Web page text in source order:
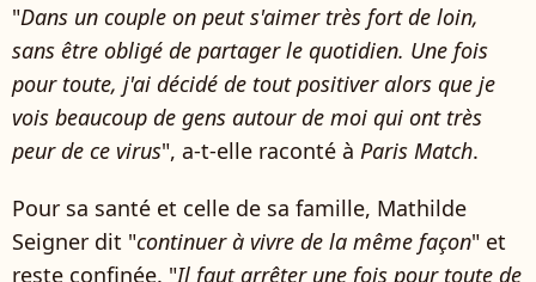
"Dans un couple on peut s'aimer très fort de loin,
sans être obligé de partager le quotidien. Une fois
pour toute, j'ai décidé de tout positiver alors que je
vois beaucoup de gens autour de moi qui ont très
peur de ce virus", a-t-elle raconté à Paris Match.
Pour sa santé et celle de sa famille, Mathilde
Seigner dit "continuer à vivre de la même façon" et
reste confinée. "Il faut arrêter une fois pour toute de